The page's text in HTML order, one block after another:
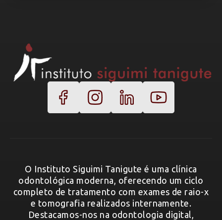
O Instituto Siguimi Tanigute é uma clínica
odontológica moderna, oferecendo um ciclo
completo de tratamento com exames de raio-x
e tomografia realizados internamente.
Destacamos-nos na odontologia digital,